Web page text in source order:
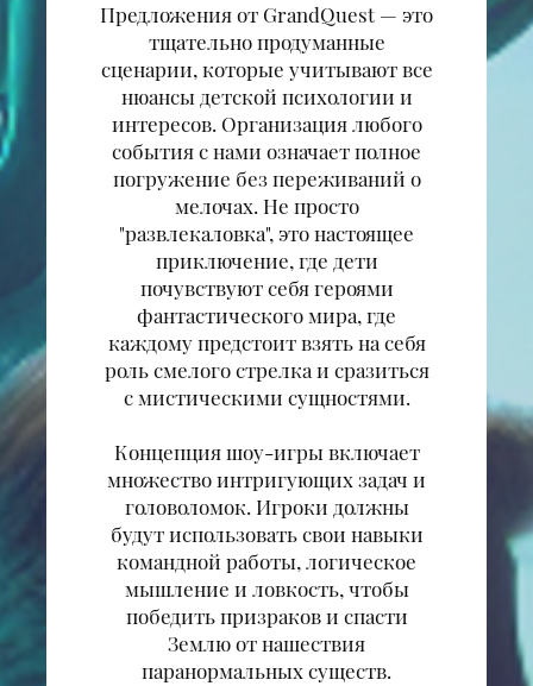
Предложения от GrandQuest — это
тщательно продуманные
сценарии, которые учитывают все
нюансы детской психологии и
интересов. Организация любого
события с нами означает полное
погружение без переживаний о
мелочах. Не просто
"развлекаловка", это настоящее
приключение, где дети
почувствуют себя героями
фантастического мира, где
каждому предстоит взять на себя
роль смелого стрелка и сразиться
с мистическими сущностями.
Концепция шоу-игры включает
множество интригующих задач и
головоломок. Игроки должны
будут использовать свои навыки
командной работы, логическое
мышление и ловкость, чтобы
победить призраков и спасти
Землю от нашествия
паранормальных существ.